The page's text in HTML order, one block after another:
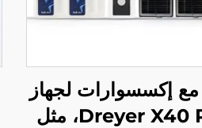
مع إكسسوارات لجهاز
Dreyer X40 Pro، مثل